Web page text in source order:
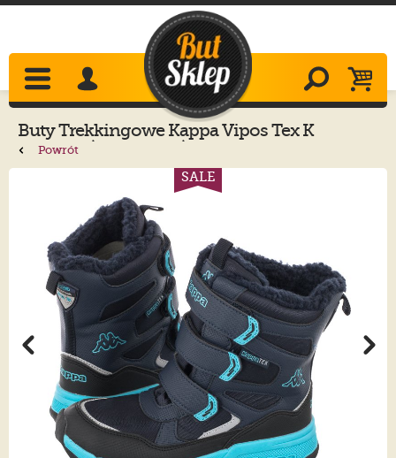
Buty TrekkingoweKappaVipos Tex K
260902K/6766 Navy/Turkis
Powrót
SALE